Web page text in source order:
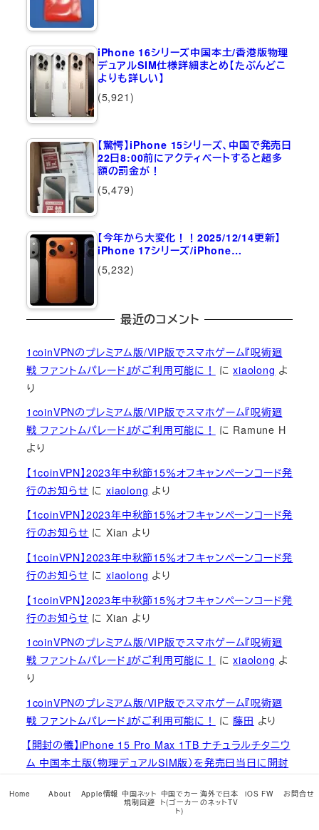
iPhone 16シリーズ中国本土/香港版物理
デュアルSIM仕様詳細まとめ【たぶんどこ
よりも詳しい】
(5,921)
【驚愕】iPhone 15シリーズ、中国で発売日
22日8:00前にアクティベートすると超多
額の罰金が！
(5,479)
【今年から大変化！！2025/12/14更新】
iPhone 17シリーズ/iPhone…
(5,232)
最近のコメント
1coinVPNのプレミアム版/VIP版でスマホゲーム『呪術廻
戦 ファントムパレード』がご利用可能に！
にxiaolong よ
り
1coinVPNのプレミアム版/VIP版でスマホゲーム『呪術廻
戦 ファントムパレード』がご利用可能に！
に Ramune H
より
【1coinVPN】2023年中秋節15％オフキャンペーンコード発
行のお知らせ にxiaolong より
【1coinVPN】2023年中秋節15％オフキャンペーンコード発
行のお知らせ にXian より
【1coinVPN】2023年中秋節15％オフキャンペーンコード発
行のお知らせ にxiaolong より
【1coinVPN】2023年中秋節15％オフキャンペーンコード発
行のお知らせ にXian より
1coinVPNのプレミアム版/VIP版でスマホゲーム『呪術廻
戦 ファントムパレード』がご利用可能に！
にxiaolong よ
り
1coinVPNのプレミアム版/VIP版でスマホゲーム『呪術廻
戦 ファントムパレード』がご利用可能に！
に藤田 より
【開封の儀】iPhone 15 Pro Max 1TB ナチュラルチタニウ
ム 中国本土版（物理デュアルSIM版）を発売日当日に開封
【開封の儀】iPhone 15 Pro Max 1TB ナチュラルチタニウ
Home About Apple情報 中国ネット
規制回避
中国でカー
ト(ゴーカー
ト)
海外で日本
のネットTV
iOS FW お問合せ